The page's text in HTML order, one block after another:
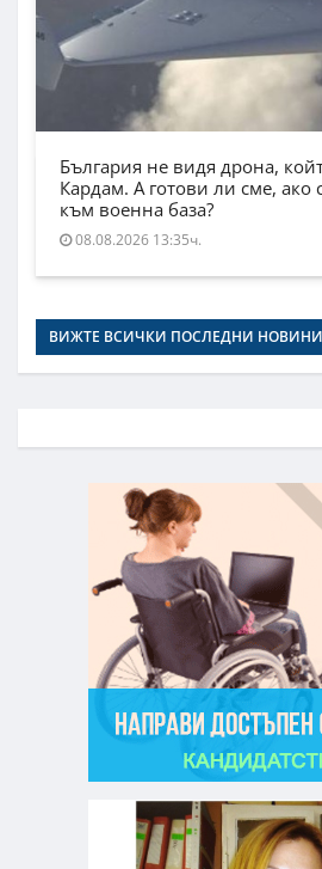
България не видя дрона,
Кардам. А готови ли сме, ако
към военна база?
08.08.2026 13:35ч.
ВИЖТЕ ВСИЧКИ ПОСЛЕДНИ НОВИНИ